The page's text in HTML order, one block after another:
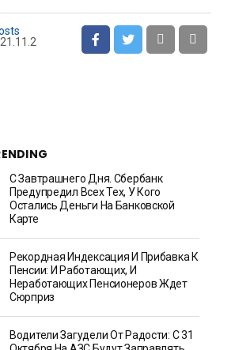
21.11.2
С Завтрашнего Дня. Сбербанк
Предупредил Всех Тех, У Кого
Остались Деньги На Банковской
Карте
Рекордная Индексация И Прибавка К
Пенсии: И Работающих, И
Неработающих Пенсионеров Ждет
Сюрприз
Водители Загудели От Радости: С 31